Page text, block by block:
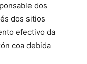
dos
dos sitios
efectivo da
coa debida